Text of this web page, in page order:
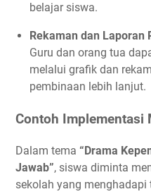
belajar siswa.
Rekaman dan Laporan
Guru dan orang tua
melalui grafik dan
pembinaan lebih lanjut.
Contoh Implementasi
Dalam tema “Drama
Jawab”, siswa diminta
sekolah yang